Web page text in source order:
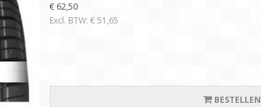
€ 62,50
Excl. BTW: € 51,65
BESTELLEN